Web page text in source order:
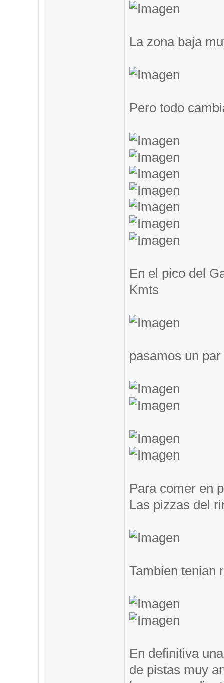
La zona baja
Pero todo
En el pico del
Kmts
pasamos un
Para comer en
Las pizzas del
Tambien tenian
En definitiva
de pistas muy